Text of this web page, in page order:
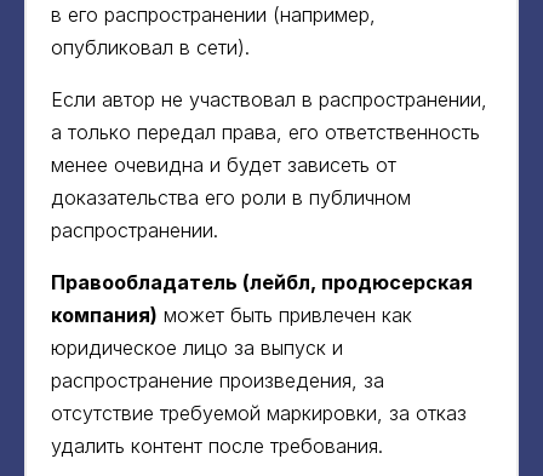
в его распространении (например,
опубликовал в сети).
Если автор не участвовал в распространении,
а только передал права, его ответственность
менее очевидна и будет зависеть от
доказательства его роли в публичном
распространении.
Правообладатель (лейбл, продюсерская
компания) может быть привлечен как
юридическое лицо за выпуск и
распространение произведения, за
отсутствие требуемой маркировки, за отказ
удалить контент после требования.